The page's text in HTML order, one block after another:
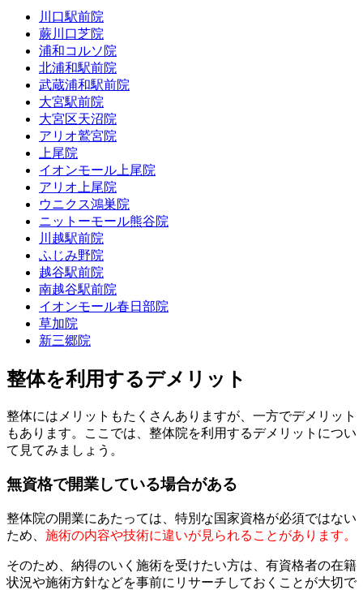
川口駅前院
蕨川口芝院
浦和コルソ院
北浦和駅前院
武蔵浦和駅前院
大宮駅前院
大宮区天沼院
アリオ鷲宮院
上尾院
イオンモール上尾院
アリオ上尾院
ウニクス鴻巣院
ニットーモール熊谷院
川越駅前院
ふじみ野院
越谷駅前院
南越谷駅前院
イオンモール春日部院
草加院
新三郷院
整体を利用するデメリット
整体にはメリットもたくさんありますが、一方でデメリット
もあります。ここでは、整体院を利用するデメリットについ
て見てみましょう。
無資格で開業している場合がある
整体院の開業にあたっては、特別な国家資格が必須ではない
ため、 施術の内容や技術に違いが見られることがあります。
そのため、納得のいく施術を受けたい方は、有資格者の在籍
状況や施術方針などを事前にリサーチしておくことが大切で